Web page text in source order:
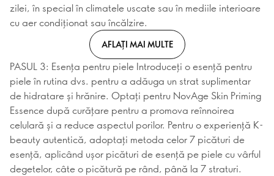
zilei, în special în climatele uscate sau în mediile interioare
cu aer condiționat sau încălzire.
AFLAȚI MAI MULTE
PASUL 3: Esența pentru piele Introduceți o esență pentru
piele în rutina dvs. pentru a adăuga un strat suplimentar
de hidratare și hrănire. Optați pentru NovAge Skin Priming
Essence după curățare pentru a promova reînnoirea
celulară și a reduce aspectul porilor. Pentru o experiență K-
beauty autentică, adoptați metoda celor 7 picături de
esență, aplicând ușor picături de esență pe piele cu vârful
degetelor, câte o picătură pe rând, până la 7 straturi.